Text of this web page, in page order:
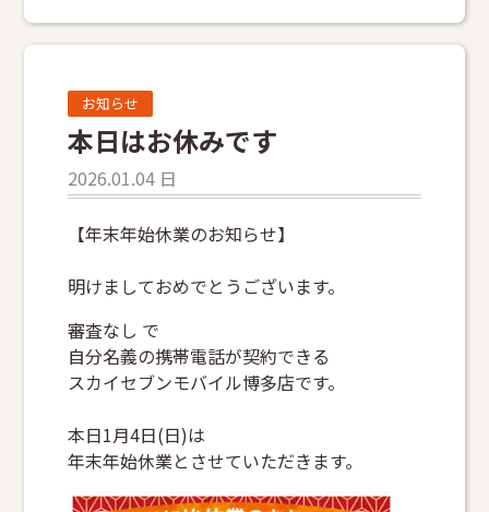
お知らせ
本日はお休みです
2026.01.04 日
【年末年始休業のお知らせ】
明けましておめでとうございます。
審査なし で
自分名義の携帯電話が契約できる
スカイセブンモバイル博多店です。
本日1月4日(日)は
年末年始休業とさせていただきます。